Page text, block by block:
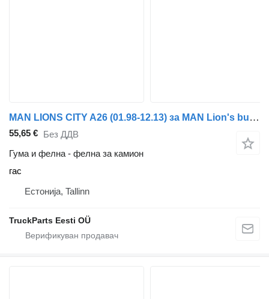
MAN LIONS CITY A26 (01.98-12.13) за MAN Lion's bus (1991-)
55,65 € Без ДДВ
Гума и фелна - фелна за камион
гас
Естонија, Tallinn
TruckParts Eesti OÜ